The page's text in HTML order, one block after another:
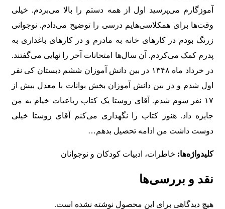
آموزگارم می‌پرسید اول از همه دستم را بالا می‌بردم. خیلی
وقت‌ها برای همکلاسی‌هایم درسی را توضیح می‌دادم. نوجوانی
زرنگ بودم در کارهای خانه به مادرم و در کارهای باغداری به
پدرم کمک می‌کردم. آن سال‌ها امتحانات آخر را نهایی می‌گفتند.
در خرداد ماه ۱۳۴۸ در بین دانش آموزان ششم دبستان کی نفر
اول شدم و در بین دانش آموزان بخش بوانات با معدل بیش از
۱۷ نفر سوم شدم. آقای روستا یک کتاب رباعیات خیام به من
جایزه داد. هنوز کتاب را نگهداری می‌کنم آقای روستا خیلی
دوست داشت من ادامه تحصیل بدهم…
کلیدواژه‌ها: خاطرات، ادبیات کودکان و نوجوانان
نقد و بررسی‌ها
هیچ دیدگاهی برای این محصول نوشته نشده است.